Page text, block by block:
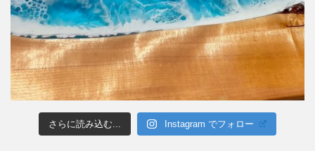
さらに読み込む... Instagram でフォロー